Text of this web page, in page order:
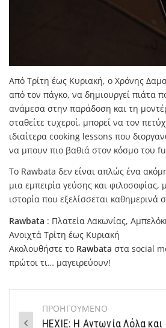
Από Τρίτη έως Κυριακή, ο Χρόνης
από τον πάγκο, να δημιουργεί πιάτα
ανάμεσα στην παράδοση και τη
σταθείτε τυχεροί, μπορεί να τον
ιδιαίτερα cooking lessons που
να μπουν πιο βαθιά στον κόσμο του
Το Rawbata δεν είναι απλώς ένα
μια εμπειρία γεύσης και φιλοσοφίας,
ιστορία που εξελίσσεται καθημερινά
Rawbata : Πλατεία Λακωνίας,
Ανοιχτά Τρίτη έως Κυριακή
Ακολουθήστε το Rawbata στα social
πρώτοι τι… μαγειρεύουν!
PostΠΡΟΗΓΟΥΜΕΝΟ
HEXIE: Η Αντωνία Λόλα και